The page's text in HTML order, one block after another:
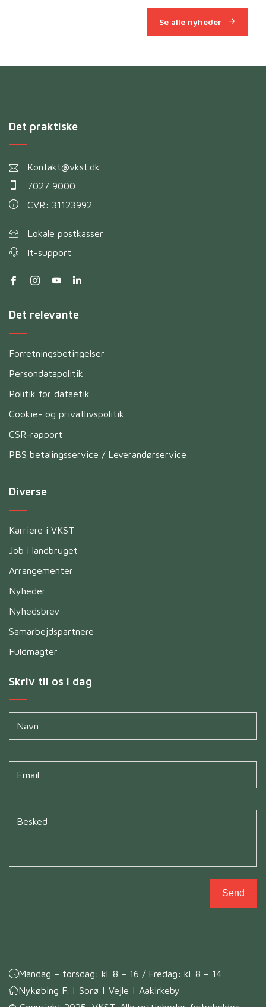
Se alle nyheder
Det praktiske
Kontakt@vkst.dk
7027 9000
CVR: 31123992
Lokale postkasser
It-support
Det relevante
Forretningsbetingelser
Persondatapolitik
Politik for dataetik
Cookie- og privatlivspolitik
CSR-rapport
PBS betalingsservice / Leverandørservice
Diverse
Karriere i VKST
Job i landbruget
Arrangementer
Nyheder
Nyhedsbrev
Samarbejdspartnere
Fuldmagter
Skriv til os i dag
Navn*
Untitled*
Untitled*
Send
Mandag – torsdag: kl. 8 – 16 / Fredag: kl. 8 – 14
Nykøbing F. | Sorø | Vejle | Aakirkeby